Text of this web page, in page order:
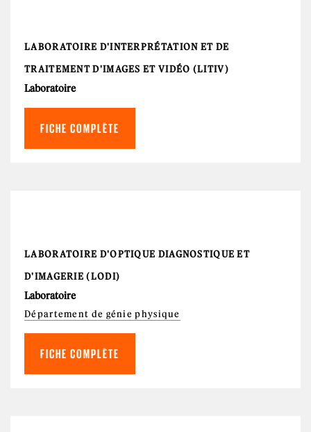
LABORATOIRE D'INTERPRÉTATION ET DE
TRAITEMENT D'IMAGES ET VIDÉO (LITIV)
Laboratoire
FICHE COMPLÈTE
LABORATOIRE D'OPTIQUE DIAGNOSTIQUE ET
D'IMAGERIE (LODI)
Laboratoire
Département de génie physique
FICHE COMPLÈTE